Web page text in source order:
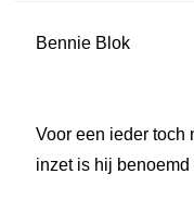
Bennie Blok
Voor een ieder toch
inzet is hij